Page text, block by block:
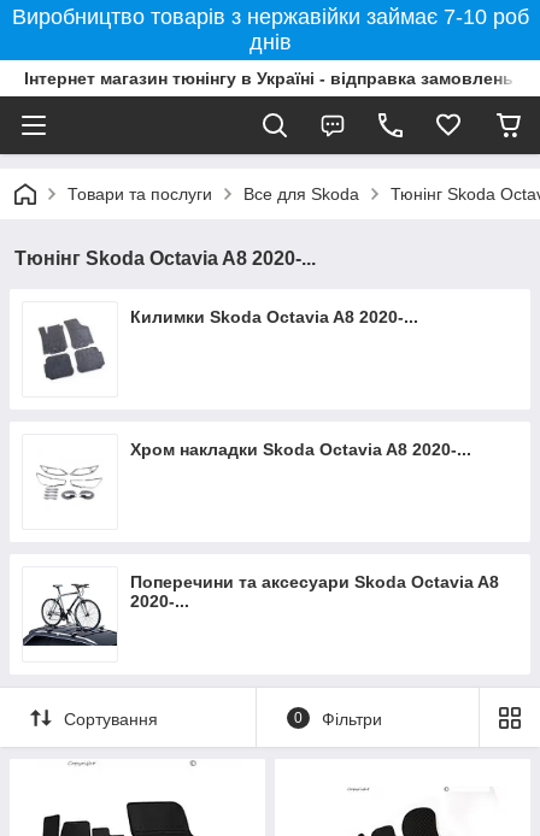
Виробництво товарів з нержавійки займає 7-10 роб
днів
Інтернет магазин тюнінгу в Україні - відправка замовлень
Товари та послуги Все для Skoda Тюнінг Skoda
Тюнінг Skoda Octavia A8 2020-...
Килимки Skoda Octavia A8 2020-...
Хром накладки Skoda Octavia A8 2020-...
Поперечини та аксесуари Skoda Octavia A8
2020-...
Сортування 0 Фільтри